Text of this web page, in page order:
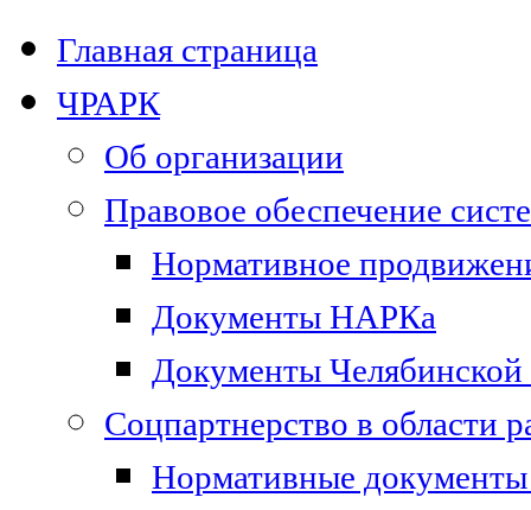
Главная страница
ЧРАРК
Об организации
Правовое обеспечение
Нормативное
Документы НАРКа
Документы Челябинской
Соцпартнерство в области
Нормативные документы